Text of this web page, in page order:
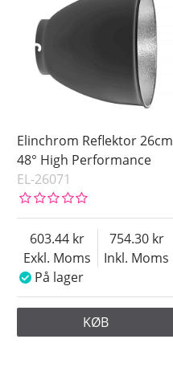
Elinchrom Reflektor 26cm
48° High Performance
EL-26071
Exkl. Moms
603.44
Inkl. Moms
754.30
På lager
KØB